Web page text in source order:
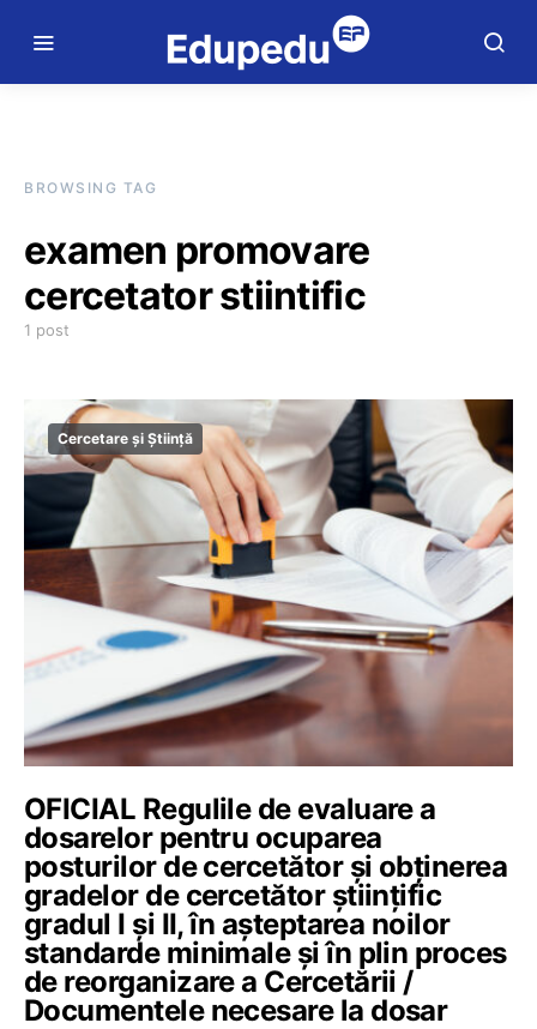
BROWSING TAG
examen promovare
cercetator stiintific
1 post
Cercetare și Știință
OFICIAL Regulile de evaluare a
dosarelor pentru ocuparea
posturilor de cercetător și obținerea
gradelor de cercetător științific
gradul I și II, în așteptarea noilor
standarde minimale și în plin proces
de reorganizare a Cercetării /
Documentele necesare la dosar